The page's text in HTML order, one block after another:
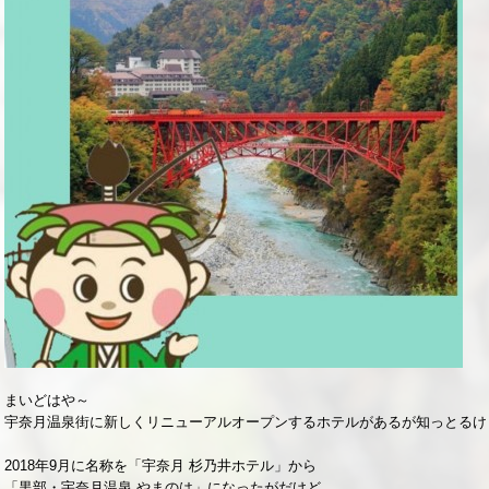
まいどはや～
宇奈月温泉街に新しくリニューアルオープンするホテルがあるが知っとる
2018年9月に名称を「宇奈月 杉乃井ホテル」から